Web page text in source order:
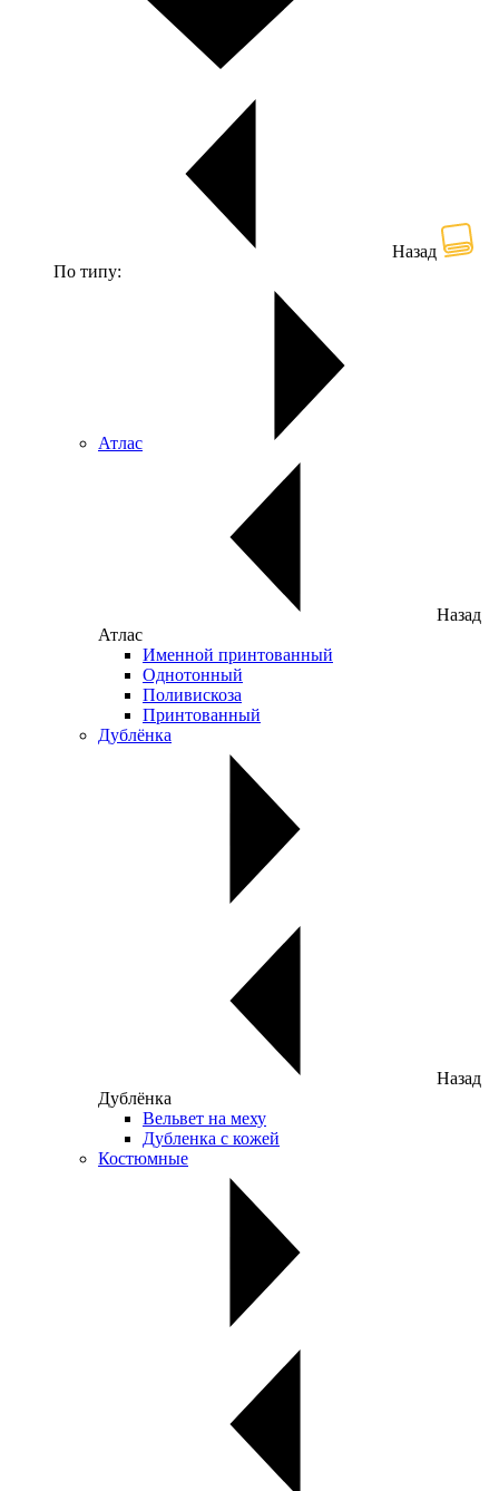
Назад
По типу:
Атлас
Назад
Атлас
Именной принтованный
Однотонный
Поливискоза
Принтованный
Дублёнка
Назад
Дублёнка
Вельвет на меху
Дубленка с кожей
Костюмные